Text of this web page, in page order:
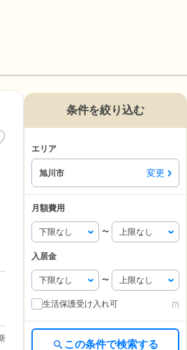
条件を絞り込む
エリア
旭川市 変更
月額費用
〜
入居金
〜
生活保護受け入れ可 (7)
この条件で検索する